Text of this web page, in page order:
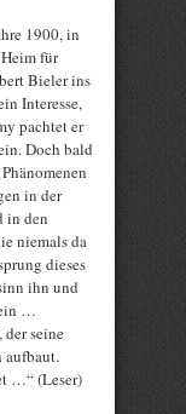
1900, in
für
Bieler ins
Interesse,
pachtet er
Doch bald
in der
in den
niemals da
dieses
ihn und
…
seine
aufbaut.
…“ (Leser)